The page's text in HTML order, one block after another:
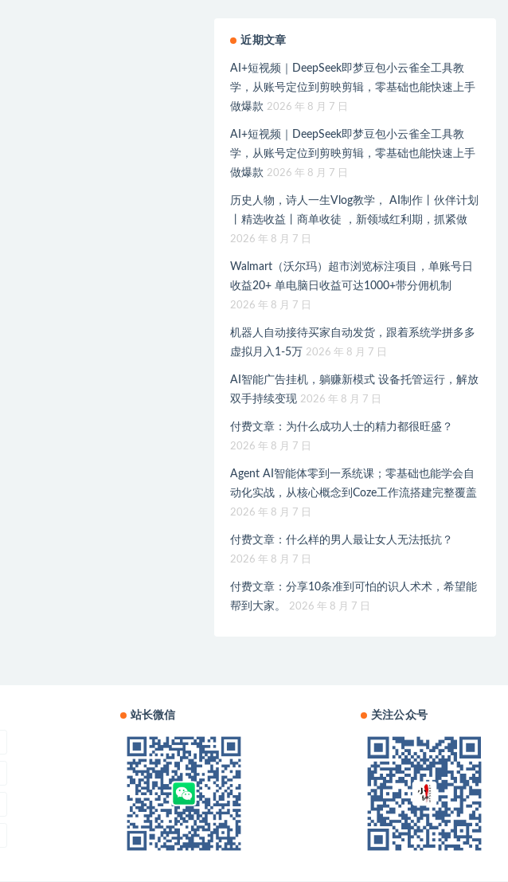
近期文章
AI+短视频｜DeepSeek即梦豆包小云雀全工具教
学，从账号定位到剪映剪辑，零基础也能快速上手
做爆款 2026 年 8 月 7 日
AI+短视频｜DeepSeek即梦豆包小云雀全工具教
学，从账号定位到剪映剪辑，零基础也能快速上手
做爆款 2026 年 8 月 7 日
历史人物，诗人一生Vlog教学， AI制作丨伙伴计划
丨精选收益丨商单收徒 ，新领域红利期，抓紧做
2026 年 8 月 7 日
Walmart（沃尔玛）超市浏览标注项目，单账号日
收益20+ 单电脑日收益可达1000+带分佣机制
2026 年 8 月 7 日
机器人自动接待买家自动发货，跟着系统学拼多多
虚拟月入1-5万 2026 年 8 月 7 日
AI智能广告挂机，躺赚新模式 设备托管运行，解放
双手持续变现 2026 年 8 月 7 日
付费文章：为什么成功人士的精力都很旺盛？
2026 年 8 月 7 日
Agent AI智能体零到一系统课；零基础也能学会自
动化实战，从核心概念到Coze工作流搭建完整覆盖
2026 年 8 月 7 日
付费文章：什么样的男人最让女人无法抵抗？
2026 年 8 月 7 日
付费文章：分享10条准到可怕的识人术术，希望能
帮到大家。
2026 年 8 月 7 日
站长微信 关注公众号